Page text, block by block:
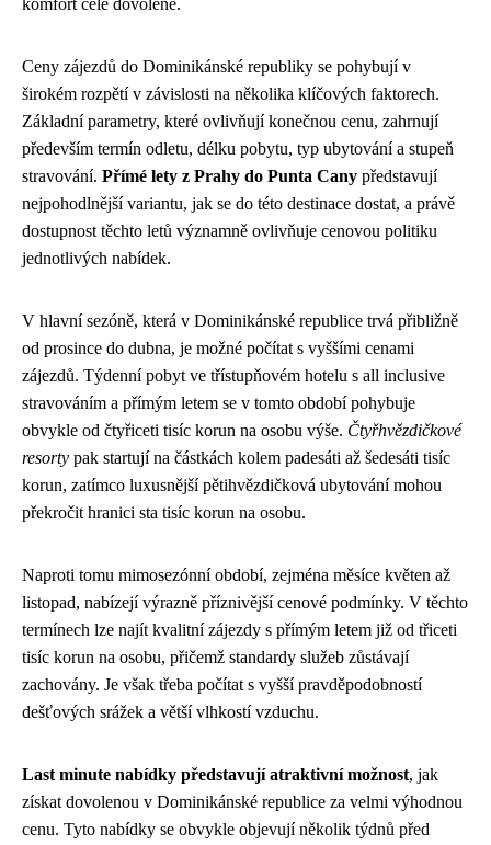
Ceny zájezdů do Dominikánské republiky se pohybují v
širokém rozpětí v závislosti na několika klíčových faktorech.
Základní parametry, které ovlivňují konečnou cenu, zahrnují
především termín odletu, délku pobytu, typ ubytování a stupeň
stravování. Přímé lety z Prahy do Punta Cany představují
nejpohodlnější variantu, jak se do této destinace dostat, a právě
dostupnost těchto letů významně ovlivňuje cenovou politiku
jednotlivých nabídek.
V hlavní sezóně, která v Dominikánské republice trvá přibližně
od prosince do dubna, je možné počítat s vyššími cenami
zájezdů. Týdenní pobyt ve třístupňovém hotelu s all inclusive
stravováním a přímým letem se v tomto období pohybuje
obvykle od čtyřiceti tisíc korun na osobu výše. Čtyřhvězdičkové
resorty pak startují na částkách kolem padesáti až šedesáti tisíc
korun, zatímco luxusnější pětihvězdičková ubytování mohou
překročit hranici sta tisíc korun na osobu.
Naproti tomu mimosezónní období, zejména měsíce květen až
listopad, nabízejí výrazně příznivější cenové podmínky. V těchto
termínech lze najít kvalitní zájezdy s přímým letem již od třiceti
tisíc korun na osobu, přičemž standardy služeb zůstávají
zachovány. Je však třeba počítat s vyšší pravděpodobností
dešťových srážek a větší vlhkostí vzduchu.
Last minute nabídky představují atraktivní možnost, jak
získat dovolenou v Dominikánské republice za velmi výhodnou
cenu. Tyto nabídky se obvykle objevují několik týdnů před